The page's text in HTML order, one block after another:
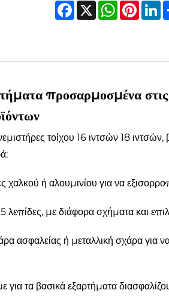
Facebook
X WhatsApp
προσαρμοσμένα στις
τοίχου 16 ιντσών 18
χαλκού ή αλουμινίου για να
με διάφορα σχήματα και
ασφαλείας ή μεταλλική σχάρα για
για τα βασικά εξαρτήματα